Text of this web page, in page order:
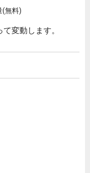
(無料)
変動します。